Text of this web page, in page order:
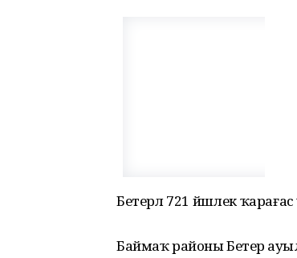
Бетерәлә 721 йәшлек
Баймаҡ районы Бетерә